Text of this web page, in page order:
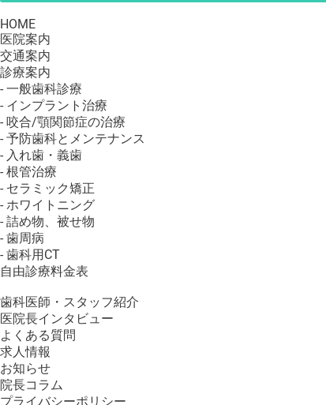
HOME
医院案内
交通案内
診療案内
- 一般歯科診療
- インプラント治療
- 咬合/顎関節症の治療
- 予防歯科とメンテナンス
- 入れ歯・義歯
- 根管治療
- セラミック矯正
- ホワイトニング
- 詰め物、被せ物
- 歯周病
- 歯科用CT
自由診療料金表
歯科医師・スタッフ紹介
医院長インタビュー
よくある質問
求人情報
お知らせ
院長コラム
プライバシーポリシー